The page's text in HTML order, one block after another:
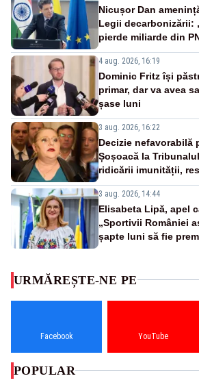
Nicușor Dan
Legii decarbonizării:
pierde miliarde din
4 aug. 2026, 16:19
Dominic Fritz își
primar, dar va avea
șase luni
3 aug. 2026, 16:22
Decizie nefavorabilă
Șoșoacă la
ridicării imunității,
3 aug. 2026, 14:44
Elisabeta Lipă, apel
„Sportivii României
șapte luni să fie
URMĂREȘTE-NE PE
Facebook YouTube
POPULAR